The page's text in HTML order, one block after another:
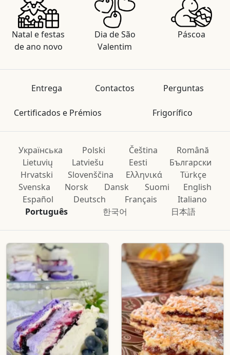
Natal e festas
de ano novo
Dia de São
Valentim
Páscoa
Entrega Contactos Perguntas
Certificados e Prémios Frigorífico
Українська Polski Čeština
Română
Lietuvių
Latviešu Eesti
Български
Hrvatski
Slovenščina Ελληνικά
Türkçe
Svenska
Norsk Dansk Suomi
English
Español
Deutsch Français
Italiano
Português
한국어 日本語